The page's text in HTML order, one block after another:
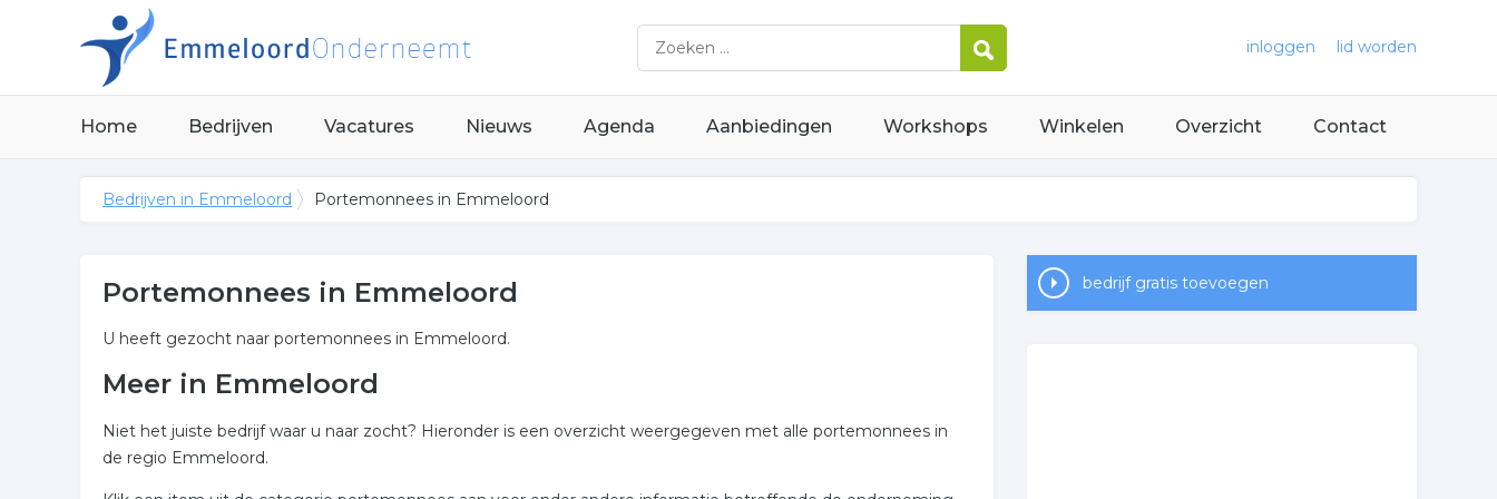
inloggen lid worden
Home Bedrijven Vacatures Nieuws Agenda Aanbiedingen Workshops Winkelen Overzicht Contact
Bedrijven in Emmeloord Portemonnees in Emmeloord
Portemonnees in Emmeloord
U heeft gezocht naar portemonnees in Emmeloord.
Meer in Emmeloord
Niet het juiste bedrijf waar u naar zocht? Hieronder is een overzicht weergegeven met alle portemonnees in
de regio Emmeloord.
bedrijf gratis toevoegen